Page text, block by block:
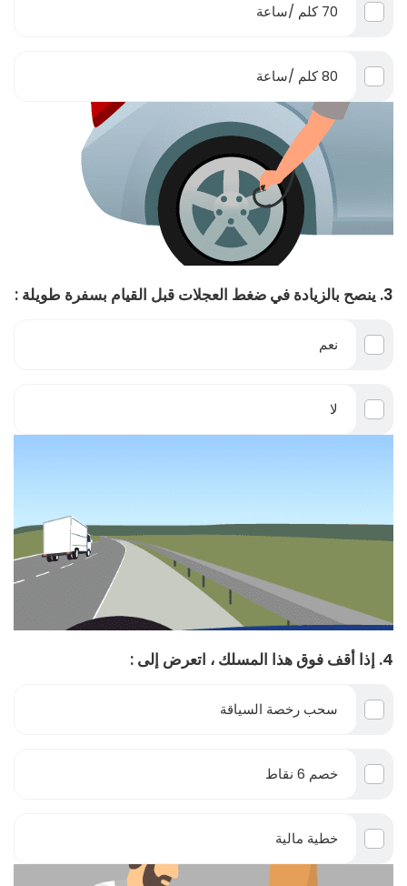
70 كلم /ساعة
80 كلم /ساعة
3. ينصح بالزيادة في ضغط العجلات قبل القيام بسفرة طويلة :
نعم
لا
4. إذا أقف فوق هذا المسلك ، اتعرض إلى :
سحب رخصة السياقة
خصم 6 نقاط
خطية مالية